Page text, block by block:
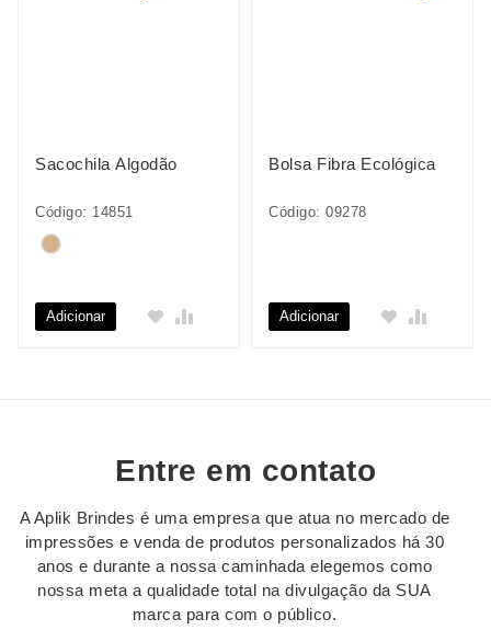
Sacochila Algodão
Código: 14851
Adicionar
Bolsa Fibra Ecológica
Código: 09278
Adicionar
Entre em contato
A Aplik Brindes é uma empresa que atua no mercado de
impressões e venda de produtos personalizados há 30
anos e durante a nossa caminhada elegemos como
nossa meta a qualidade total na divulgação da SUA
marca para com o público.